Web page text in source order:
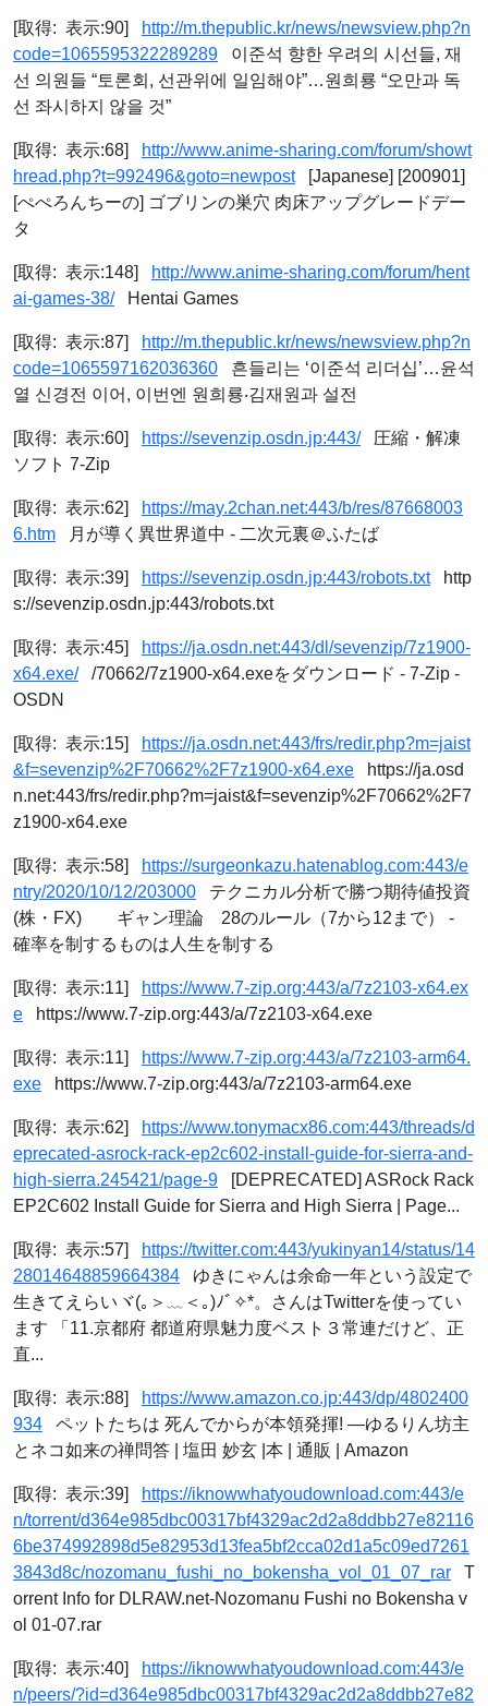
[取得: 表示:90]
http://m.thepublic.kr/news/newsview.php?n
code=1065595322289289 이준석 향한 우려의 시선들, 재
선 의원들 “토론회, 선관위에 일임해야”…원희룡 “오만과 독
선 좌시하지 않을 것”
[取得: 表示:68]
http://www.anime-sharing.com/forum/showt
hread.php?t=992496&goto=newpost[Japanese] [200901]
[ぺぺろんちーの] ゴブリンの巣穴 肉床アップグレードデー
タ
[取得: 表示:148]
http://www.anime-sharing.com/forum/hent
ai-games-38/Hentai Games
[取得: 表示:87]
http://m.thepublic.kr/news/newsview.php?n
code=1065597162036360 흔들리는 ‘이준석 리더십’…윤석
열 신경전 이어, 이번엔 원희룡‧김재원과 설전
[取得: 表示:60] https://sevenzip.osdn.jp:443/圧縮・解凍
ソフト 7-Zip
[取得: 表示:62]
https://may.2chan.net:443/b/res/87668003
6.htm 月が導く異世界道中 - 二次元裏＠ふたば
[取得: 表示:39] https://sevenzip.osdn.jp:443/robots.txthttp
s://sevenzip.osdn.jp:443/robots.txt
[取得: 表示:45]
https://ja.osdn.net:443/dl/sevenzip/7z1900-
x64.exe//70662/7z1900-x64.exeをダウンロード - 7-Zip -
OSDN
[取得: 表示:15]
https://ja.osdn.net:443/frs/redir.php?m=jaist
&f=sevenzip%2F70662%2F7z1900-x64.exe https://ja.osd
n.net:443/frs/redir.php?m=jaist&f=sevenzip%2F70662%2F7
z1900-x64.exe
[取得: 表示:58]
https://surgeonkazu.hatenablog.com:443/e
ntry/2020/10/12/203000 テクニカル分析で勝つ期待値投資
(株・FX) ギャン理論 28のルール（7から12まで） -
確率を制するものは人生を制する
[取得: 表示:11]
https://www.7-zip.org:443/a/7z2103-x64.ex
e https://www.7-zip.org:443/a/7z2103-x64.exe
[取得: 表示:11]
https://www.7-zip.org:443/a/7z2103-arm64.
exe https://www.7-zip.org:443/a/7z2103-arm64.exe
[取得: 表示:62]
https://www.tonymacx86.com:443/threads/d
eprecated-asrock-rack-ep2c602-install-guide-for-sierra-and-
high-sierra.245421/page-9 [DEPRECATED] ASRock Rack
EP2C602 Install Guide for Sierra and High Sierra | Page...
[取得: 表示:57]
https://twitter.com:443/yukinyan14/status/14
28014648859664384 ゆきにゃんは余命一年という設定で
生きてえらいヾ(｡＞﹏＜｡)ﾉﾞ✧*。さんはTwitterを使ってい
ます 「11.京都府 都道府県魅力度ベスト３常連だけど、正
直...
[取得: 表示:88]
https://www.amazon.co.jp:443/dp/4802400
934 ペットたちは 死んでからが本領発揮! ―ゆるりん坊主
とネコ如来の禅問答 | 塩田 妙玄 |本 | 通販 | Amazon
[取得: 表示:39]
https://iknowwhatyoudownload.com:443/e
n/torrent/d364e985dbc00317bf4329ac2d2a8ddbb27e82116
6be374992898d5e82953d13fea5bf2cca02d1a5c09ed7261
3843d8c/nozomanu_fushi_no_bokensha_vol_01_07_rar T
orrent Info for DLRAW.net-Nozomanu Fushi no Bokensha v
ol 01-07.rar
[取得: 表示:40]
https://iknowwhatyoudownload.com:443/e
n/peers/?id=d364e985dbc00317bf4329ac2d2a8ddbb27e82